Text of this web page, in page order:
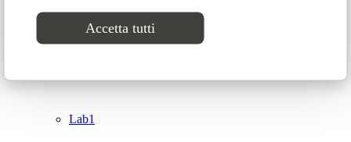
Accetta tutti
Sweet dreams
Lab1